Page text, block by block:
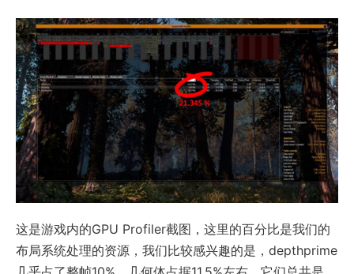
这是游戏内的GPU Profiler截图，这里的百分比是我们的
布局系统处理的资源，我们比较感兴趣的是，depthprime